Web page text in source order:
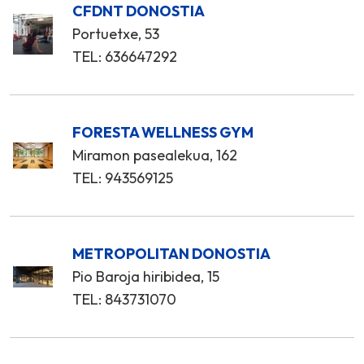
CFDNT DONOSTIA
Portuetxe, 53
TEL: 636647292
FORESTA WELLNESS GYM
Miramon pasealekua, 162
TEL: 943569125
METROPOLITAN DONOSTIA
Pio Baroja hiribidea, 15
TEL: 843731070